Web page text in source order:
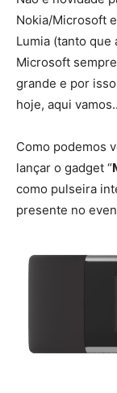
Nokia/Microsoft
Lumia (tanto que
Microsoft
grande e por
hoje, aqui vamos..
Como podemos
lançar o gadget “
como pulseira
presente no